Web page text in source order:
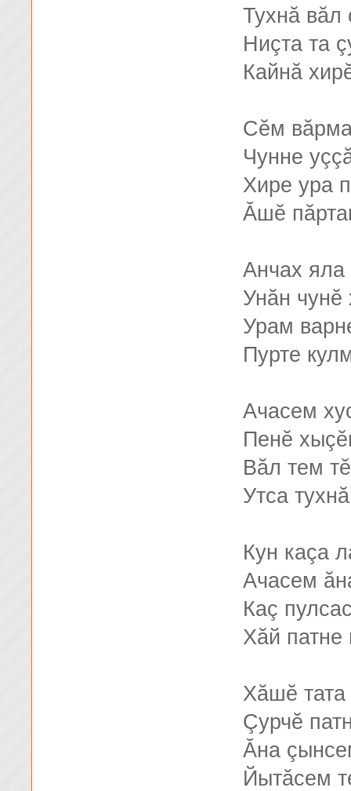
Тухнă вăл
Ниçта та
Кайнă
Сĕм
Чунне
Хире ура
Ăшĕ
Анчах яла
Унăн чунĕ
Урам
Пурте
Ачасем
Пенĕ
Вăл тем
Утса
Кун каçа
Ачасем
Каç
Хăй
Хăшĕ
Çурчĕ
Ăна
Йытăсем